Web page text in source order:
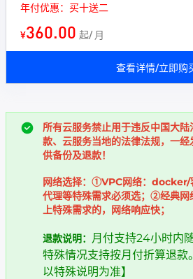
年付优惠：买十送二
¥360.00 起/ 月
查看详情/立即购
所有云服务禁止用于违反中国大
款、云服务当地的法律法规，一
供备份及退款！
网络选择：①VPC网络：docker/
代理等特殊需求必须选；②经典网
上特殊需求的，网络响应快；
退款说明： 月付支持24小时内
特殊情况支持按月付折算退款
以特殊说明为准】